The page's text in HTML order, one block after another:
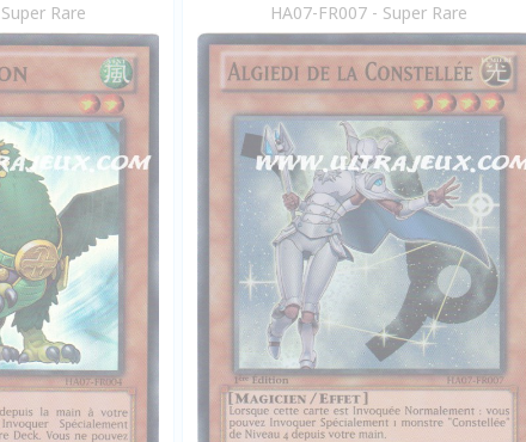
Rare HA07-FR007 - Super Rare